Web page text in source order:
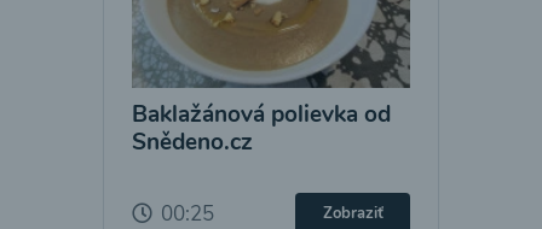
Baklažánová polievka od
Snědeno.cz
00:25 Zobraziť